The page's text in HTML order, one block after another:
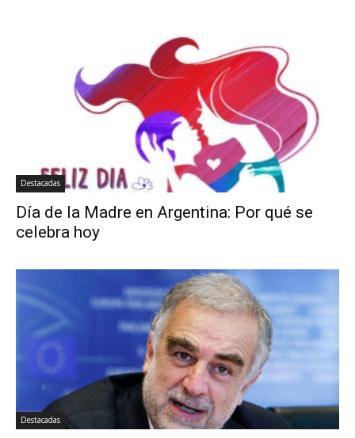
Destacadas
Día de la Madre en Argentina: Por qué se
celebra hoy
Destacadas